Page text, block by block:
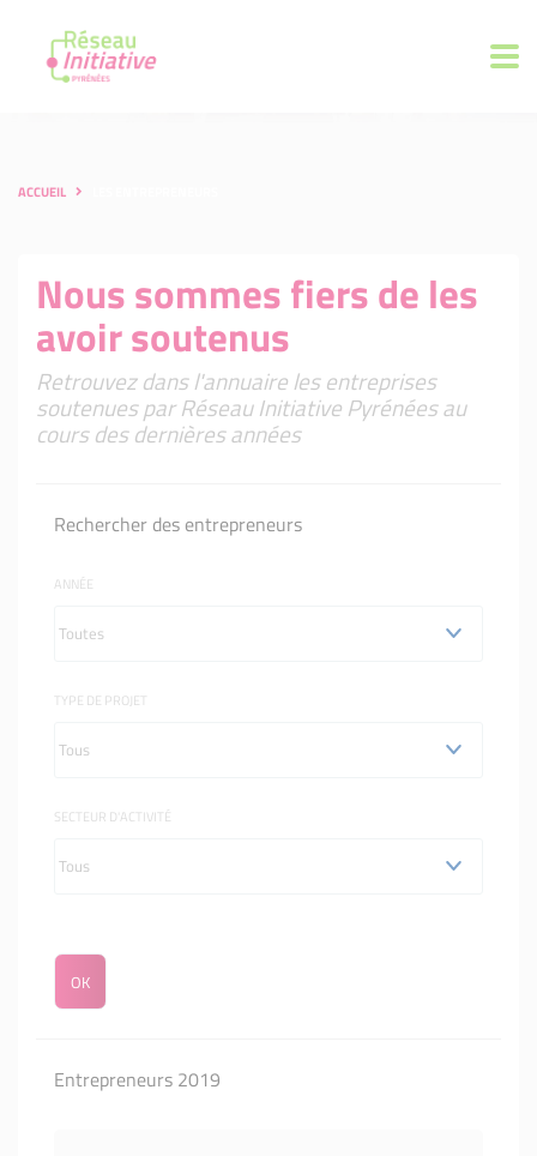
ACCUEIL
Nous sommes fiers de les
avoir soutenus
Retrouvez dans l'annuaire les entreprises
soutenues par Réseau Initiative Pyrénées au
cours des dernières années
Rechercher des entrepreneurs
ANNÉE
TYPE DE PROJET
SECTEUR D'ACTIVITÉ
Entrepreneurs 2019